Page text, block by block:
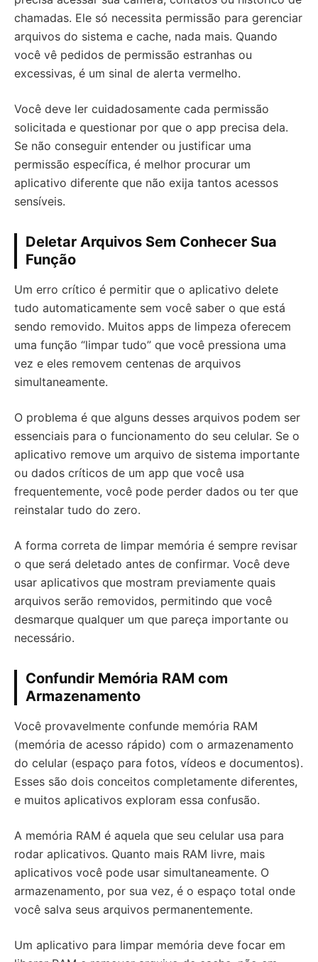
chamadas. Ele só necessita permissão para gerenciar
arquivos do sistema e cache, nada mais. Quando
você vê pedidos de permissão estranhas ou
excessivas, é um sinal de alerta vermelho.
Você deve ler cuidadosamente cada permissão
solicitada e questionar por que o app precisa dela.
Se não conseguir entender ou justificar uma
permissão específica, é melhor procurar um
aplicativo diferente que não exija tantos acessos
sensíveis.
Deletar Arquivos Sem Conhecer Sua
Função
Um erro crítico é permitir que o aplicativo delete
tudo automaticamente sem você saber o que está
sendo removido. Muitos apps de limpeza oferecem
uma função “limpar tudo” que você pressiona uma
vez e eles removem centenas de arquivos
simultaneamente.
O problema é que alguns desses arquivos podem ser
essenciais para o funcionamento do seu celular. Se o
aplicativo remove um arquivo de sistema importante
ou dados críticos de um app que você usa
frequentemente, você pode perder dados ou ter que
reinstalar tudo do zero.
A forma correta de limpar memória é sempre revisar
o que será deletado antes de confirmar. Você deve
usar aplicativos que mostram previamente quais
arquivos serão removidos, permitindo que você
desmarque qualquer um que pareça importante ou
necessário.
Confundir Memória RAM com
Armazenamento
Você provavelmente confunde memória RAM
(memória de acesso rápido) com o armazenamento
do celular (espaço para fotos, vídeos e documentos).
Esses são dois conceitos completamente diferentes,
e muitos aplicativos exploram essa confusão.
A memória RAM é aquela que seu celular usa para
rodar aplicativos. Quanto mais RAM livre, mais
aplicativos você pode usar simultaneamente. O
armazenamento, por sua vez, é o espaço total onde
você salva seus arquivos permanentemente.
Um aplicativo para limpar memória deve focar em